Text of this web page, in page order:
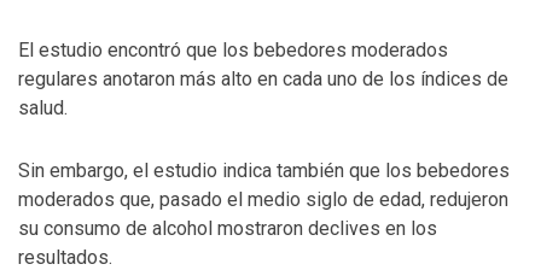
El estudio encontró que los bebedores moderados
regulares anotaron más alto en cada uno de los índices de
salud.
Sin embargo, el estudio indica también que los bebedores
moderados que, pasado el medio siglo de edad, redujeron
su consumo de alcohol mostraron declives en los
resultados.